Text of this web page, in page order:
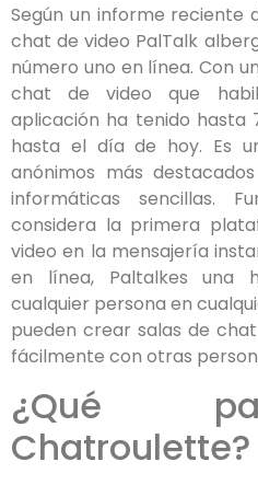
Según un informe reciente
chat de video PalTalk
número uno en línea. Con
chat de video que
aplicación ha tenido hasta
hasta el día de hoy. Es
anónimos más
informáticas sencillas.
considera la primera
video en la mensajería
en línea, Paltalkes una
cualquier persona en
pueden crear salas de
fácilmente con otras
¿Qué
Chatroulette?